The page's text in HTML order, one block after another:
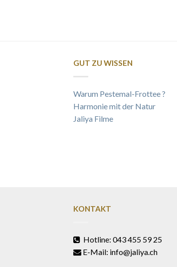
GUT ZU WISSEN
Warum Pestemal-Frottee ?
Harmonie mit der Natur
Jaliya Filme
KONTAKT
Hotline: 043 455 59 25
E-Mail: info@jaliya.ch